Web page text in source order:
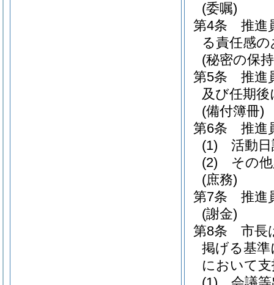
(委嘱)
第4条
推進
る責任感
(秘密の保
第5条
推進
及び任期
(備付簿冊)
第6条
推進
(1)
活動
(2)
その
(庶務)
第7条
推進
(謝金)
第8条
市長
掲げる基
において